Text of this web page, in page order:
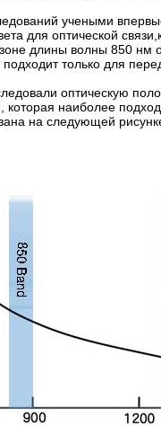
учеными
для оптической
длины волны 850 нм
только для
оптическую
наиболее
на следующей